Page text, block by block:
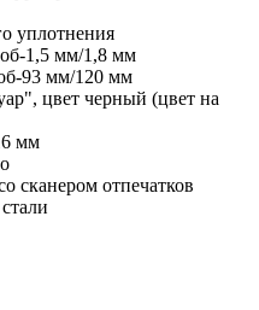
уплотнения
1,5 мм/1,8 мм
93 мм/120 мм
цвет черный (цвет на
мм
сканером отпечатков